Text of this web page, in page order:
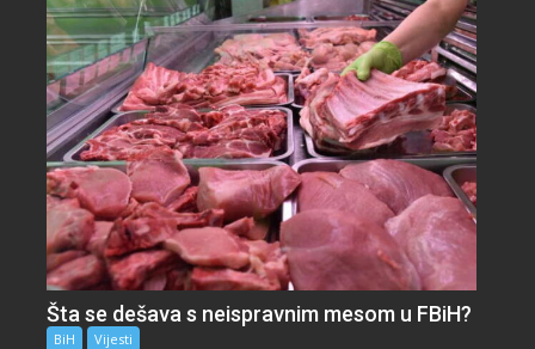
Šta se dešava s neispravnim mesom u FBiH?
BiH Vijesti